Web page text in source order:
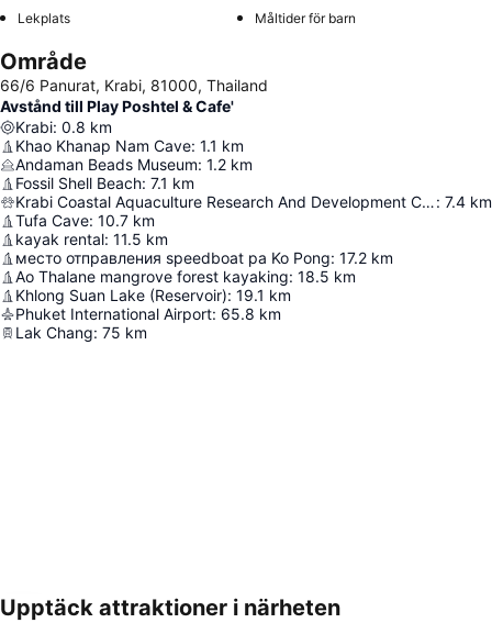
Lekplats Måltider för barn
Område
66/6 Panurat, Krabi, 81000, Thailand
Avstånd till Play Poshtel & Cafe'
Krabi: 0.8 km
Khao Khanap Nam Cave: 1.1 km
Andaman Beads Museum: 1.2 km
Fossil Shell Beach: 7.1 km
Krabi Coastal Aquaculture Research And Development Center: 7.4 km
Tufa Cave: 10.7 km
kayak rental: 11.5 km
место отправления speedboat ра Ko Pong: 17.2 km
Ao Thalane mangrove forest kayaking: 18.5 km
Khlong Suan Lake (Reservoir): 19.1 km
Phuket International Airport: 65.8 km
Lak Chang: 75 km
Förstora kartan
Upptäck attraktioner i närheten